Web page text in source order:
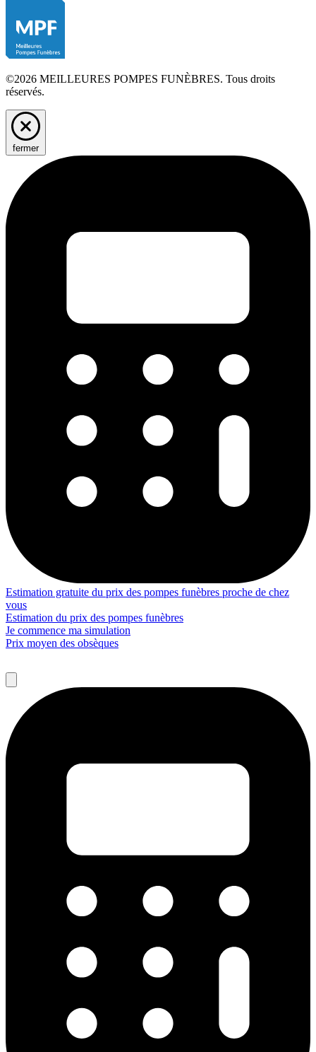
©2026 MEILLEURES POMPES FUNÈBRES. Tous droits
réservés.
fermer
Estimation gratuite du prix des pompes funèbres proche de chez
vous
Estimation du prix des pompes funèbres
Je commence ma simulation
Prix moyen des obsèques